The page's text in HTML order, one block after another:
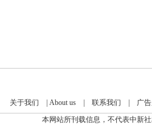
关于我们 About us| 联系我们
广
本网站所刊载信息，不代表中新